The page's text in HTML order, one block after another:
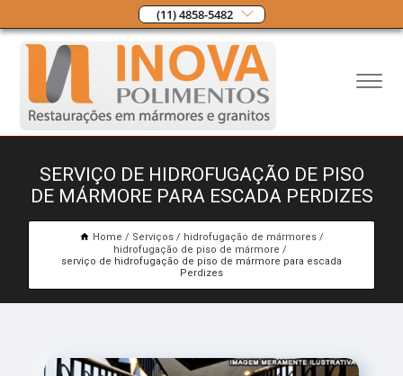
(11) 4858-5482
SERVIÇO DE HIDROFUGAÇÃO DE PISO
DE MÁRMORE PARA ESCADA PERDIZES
Home Serviços
hidrofugação de mármores
hidrofugação de piso de mármore
serviço de hidrofugação de piso de mármore para escada
Perdizes